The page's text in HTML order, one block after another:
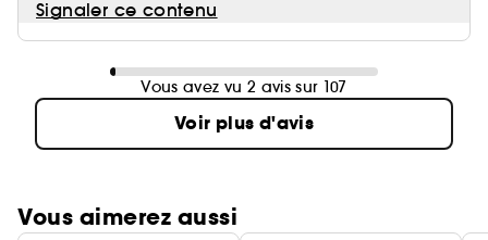
Signaler ce contenu
Vous avez vu 2 avis sur 107
Voir plus d'avis
Vous aimerez aussi